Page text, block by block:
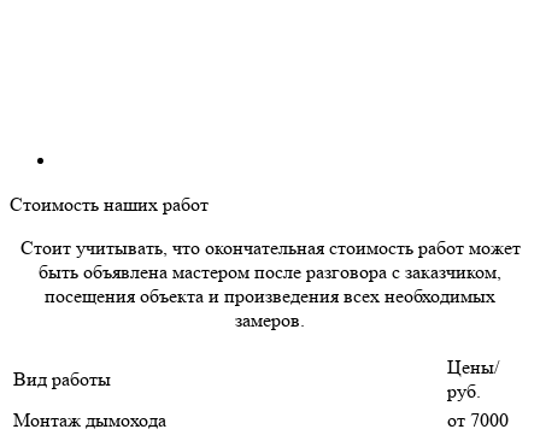
Стоимость наших работ
Стоит учитывать, что окончательная стоимость работ может
быть объявлена мастером после разговора с заказчиком,
посещения объекта и произведения всех необходимых
замеров.
Вид работы
Цены/
руб.
Монтаж дымохода
от 7000